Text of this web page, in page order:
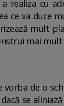
cu
ce va
mult
mai
de o
se